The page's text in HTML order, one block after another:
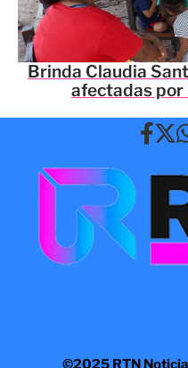
Brinda Claudia
afectadas por
©2025 RTN